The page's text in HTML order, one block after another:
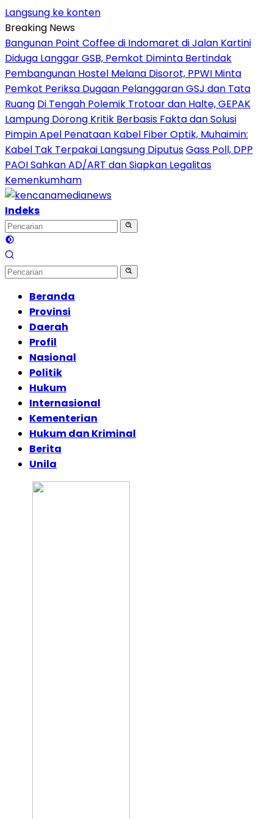
Langsung ke konten
Breaking News
Bangunan Point Coffee di Indomaret di Jalan Kartini
Diduga Langgar GSB, Pemkot Diminta Bertindak
Pembangunan Hostel Melana Disorot, PPWI Minta
Pemkot Periksa Dugaan Pelanggaran GSJ dan Tata
Ruang Di Tengah Polemik Trotoar dan Halte, GEPAK
Lampung Dorong Kritik Berbasis Fakta dan Solusi
Pimpin Apel Penataan Kabel Fiber Optik, Muhaimin:
Kabel Tak Terpakai Langsung DiputusGass Poll, DPP
PAOI Sahkan AD/ART dan Siapkan Legalitas
Kemenkumham
Indeks
Beranda
Provinsi
Daerah
Profil
Nasional
Politik
Hukum
Internasional
Kementerian
Hukum dan Kriminal
Berita
Unila